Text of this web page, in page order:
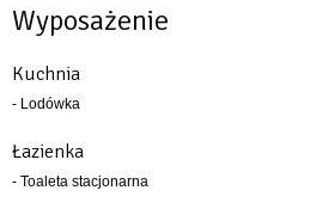
Wyposażenie
Kuchnia
- Lodówka
Łazienka
- Toaleta stacjonarna